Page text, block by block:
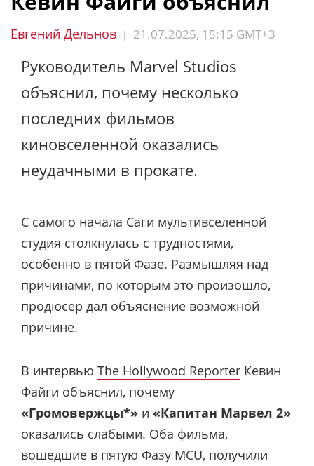
Евгений Дельнов | 21.07.2025, 15:15 GMT+3
Руководитель Marvel Studios
объяснил, почему несколько
последних фильмов
киновселенной оказались
неудачными в прокате.
С самого начала Саги мультивселенной
студия столкнулась с трудностями,
особенно в пятой Фазе. Размышляя над
причинами, по которым это произошло,
продюсер дал объяснение возможной
причине.
В интервью The Hollywood Reporter Кевин
Файги объяснил, почему
«Громовержцы*» и «Капитан Марвел 2»
оказались слабыми. Оба фильма,
вошедшие в пятую Фазу MCU, получили